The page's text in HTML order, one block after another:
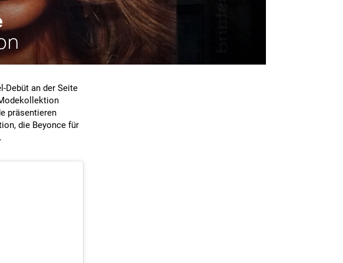
Debüt an der Seite
präsentieren
die Beyonce für